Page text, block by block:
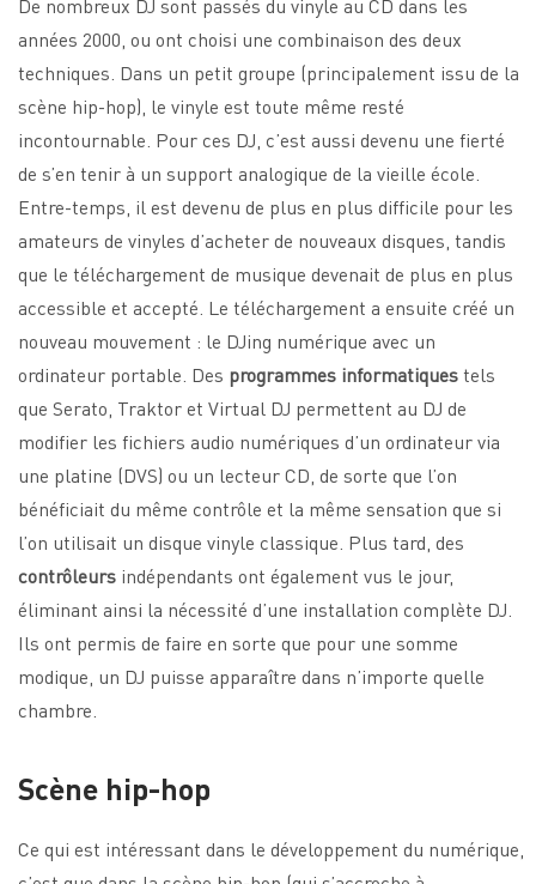
années 2000, ou ont choisi une combinaison des deux
techniques. Dans un petit groupe (principalement issu de la
scène hip-hop), le vinyle est toute même resté
incontournable. Pour ces DJ, c’est aussi devenu une fierté
de s’en tenir à un support analogique de la vieille école.
Entre-temps, il est devenu de plus en plus difficile pour les
amateurs de vinyles d’acheter de nouveaux disques, tandis
que le téléchargement de musique devenait de plus en plus
accessible et accepté. Le téléchargement a ensuite créé un
nouveau mouvement : le DJing numérique avec un
ordinateur portable. Des programmes informatiquestels
que Serato, Traktor et Virtual DJ permettent au DJ de
modifier les fichiers audio numériques d’un ordinateur via
une platine (DVS) ou un lecteur CD, de sorte que l’on
bénéficiait du même contrôle et la même sensation que si
l’on utilisait un disque vinyle classique. Plus tard, des
contrôleurs indépendants ont également vus le jour,
éliminant ainsi la nécessité d’une installation complète DJ.
Ils ont permis de faire en sorte que pour une somme
modique, un DJ puisse apparaître dans n’importe quelle
chambre.
Scène hip-hop
Ce qui est intéressant dans le développement du numérique,